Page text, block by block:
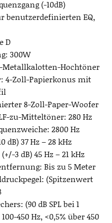
(-10dB)
benutzerdefinierten EQ,
D
300W
Metallkalotten-Hochtöner
4-Zoll-Papierkonus mit
8-Zoll-Paper-Woofer
zu-Mitteltöner: 280 Hz
2800 Hz
dB) 37 Hz – 28 kHz
3 dB) 45 Hz – 21 kHz
Bis zu 5 Meter
(Spitzenwert
(90 dB SPL bei 1
450 Hz, <0,5% über 450